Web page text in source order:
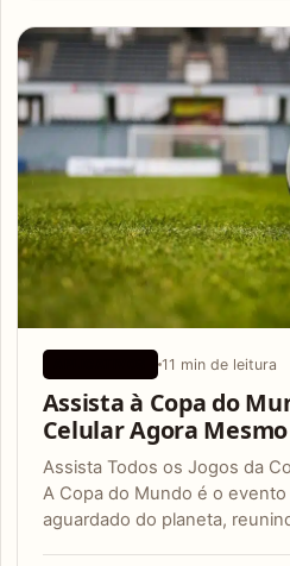
11 min de leitura
Assista à Copa do
Celular Agora Mesmo
Assista Todos os Jogos da
A Copa do Mundo é o
aguardado do planeta,